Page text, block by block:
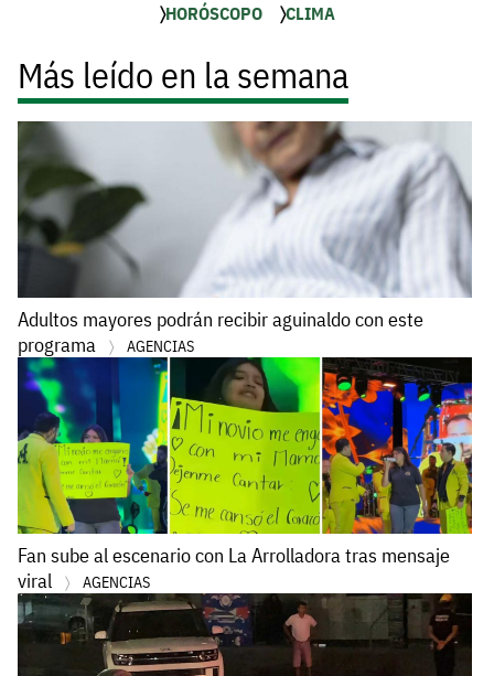
HORÓSCOPO CLIMA
Más leído en la semana
Adultos mayores podrán recibir aguinaldo con este
programa
AGENCIAS
Fan sube al escenario con La Arrolladora tras mensaje
viral
AGENCIAS